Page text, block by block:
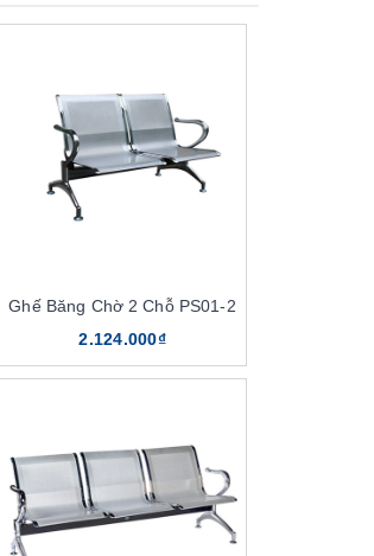
Ghế Băng Chờ 2 Chỗ PS01-2
2.124.000₫